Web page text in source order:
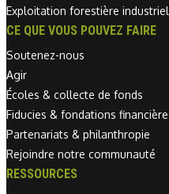
Exploitation forestière
CE QUE VOUS POUVEZ FAIRE
Soutenez-nous
Agir
Écoles & collecte de fonds
Fiducies & fondations
Partenariats & philanthropie
Rejoindre notre communauté
RESSOURCES